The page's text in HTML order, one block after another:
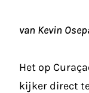
van Kevin
Het op
kijker direct